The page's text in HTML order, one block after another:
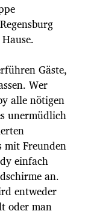
Gäste,
Wer
alle nötigen
unermüdlich
mit Freunden
einfach
an.
entweder
oder man